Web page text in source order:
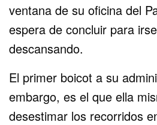
ventana de su oficina del
espera de concluir para
descansando.
El primer boicot a su
embargo, es el que ella
desestimar los recorridos